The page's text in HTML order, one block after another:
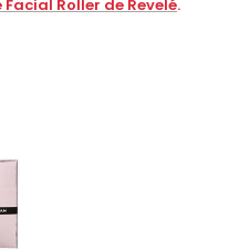
Roller de Revelé.